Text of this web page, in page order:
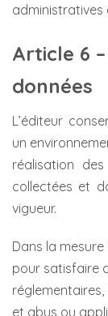
administratives
Article 6
données
L’éditeur
un
réalisation
collectées et
vigueur.
Dans la
pour satisfaire
et abus ou